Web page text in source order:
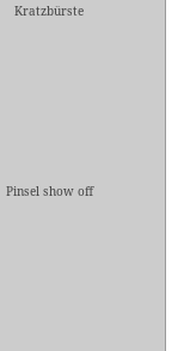
Kratzbürste
Pinsel show off